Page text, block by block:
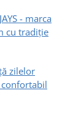
- marca
cu tradiție
zilelor